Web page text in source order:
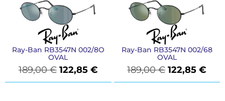
Ray-Ban RB3547N 002/8O
OVAL
189,00€ 122,85 €
Ray-Ban RB3547N 002/68
OVAL
189,00€ 122,85€